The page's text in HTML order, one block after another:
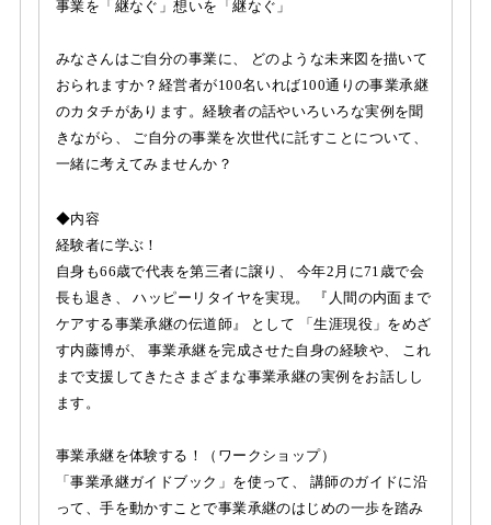
事業を「継なぐ」想いを「継なぐ」
みなさんはご自分の事業に、 どのような未来図を描いて
おられますか？経営者が100名いれば100通りの事業承継
のカタチがあります。経験者の話やいろいろな実例を聞
きながら、 ご自分の事業を次世代に託すことについて、
一緒に考えてみませんか？
◆内容
経験者に学ぶ！
自身も66歳で代表を第三者に譲り、 今年2月に71歳で会
長も退き、 ハッピーリタイヤを実現。 『人間の内面まで
ケアする事業承継の伝道師』 として 「生涯現役」をめざ
す内藤博が、 事業承継を完成させた自身の経験や、 これ
まで支援してきたさまざまな事業承継の実例をお話しし
ます。
事業承継を体験する！（ワークショップ）
「事業承継ガイドブック」を使って、 講師のガイドに沿
って、手を動かすことで事業承継のはじめの一歩を踏み